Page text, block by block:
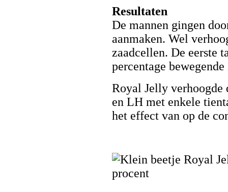
Resultaten
De mannen gingen
aanmaken. Wel
zaadcellen. De eerste
percentage
Royal Jelly verhoogde
en LH met enkele
het effect van op de